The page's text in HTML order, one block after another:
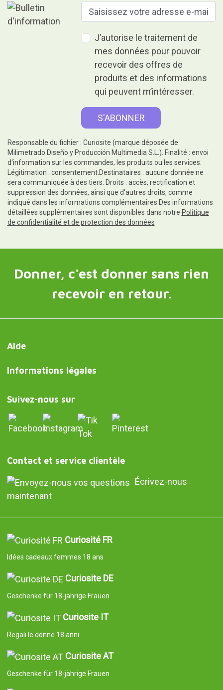
J’autorise le traitement de
mes données pour pouvoir
recevoir des offres de
produits et des informations
qui peuvent m’intéresser.
Responsable du fichier : Curiosite (marque déposée de
Milimetrado Diseño y Producción Multimedia S.L.). Finalité : envoi
d'information sur les commandes, les produits ou les services.
Légitimation : consentement.Destinataires : aucune donnée ne
sera communiquée à des tiers. Droits : accès, rectification et
suppression des données, ainsi que d'autres droits, comme
indiqué dans les informations complémentaires.Des informations
détaillées supplémentaires sont disponibles dans notre Politique
de confidentialité et de protection des données
Donner, c'est donner sans rien
recevoir en retour.
Aide
Informations légales
Suivez-nous sur
Contact et service clientèle
Écrivez-nous
maintenant
Curiosité FR
Idées cadeaux femmes 18 ans
Curiosite DE
Geschenke für 18-jährige Frauen
Curiosite IT
Regali le donne 18 anni
Curiosite AT
Geschenke für 18-jährige Frauen